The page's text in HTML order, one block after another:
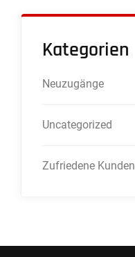
Kategorien
Neuzugänge
Uncategorized
Zufriedene Kunden